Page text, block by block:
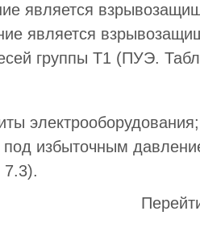
является
является
группы Т1 (ПУЭ.
под избыточным
7.3).